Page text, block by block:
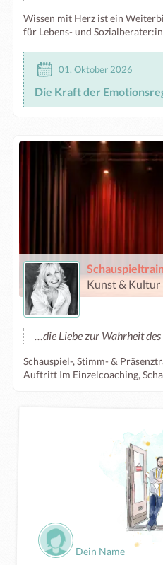
Wissen mit Herz ist ein
für Lebens- und
01. Oktober 2026
Die Kraft der
Kunst & Kultur
…die Liebe zur Wahrheit
Schauspiel-, Stimm- &
Auftritt Im Einzelcoaching,
Dein Name